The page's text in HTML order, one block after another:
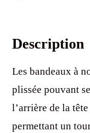
Description
Les bandeaux à
plissée pouvant
l’arrière de la
permettant un